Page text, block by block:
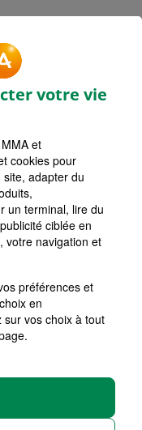
Assurance Loiret (45)
votre vie
et
cookies pour
adapter du
un terminal, lire du
ciblée en
votre navigation et
préférences et
en
sur vos choix à tout